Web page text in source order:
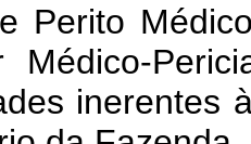
Perito
Médico-
inerentes